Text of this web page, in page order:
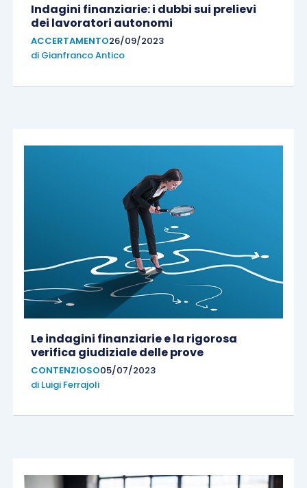
Indagini finanziarie: i dubbi sui prelievi
dei lavoratori autonomi
ACCERTAMENTO26/09/2023
di Gianfranco Antico
Le indagini finanziarie e la rigorosa
verifica giudiziale delle prove
CONTENZIOSO05/07/2023
di Luigi Ferrajoli